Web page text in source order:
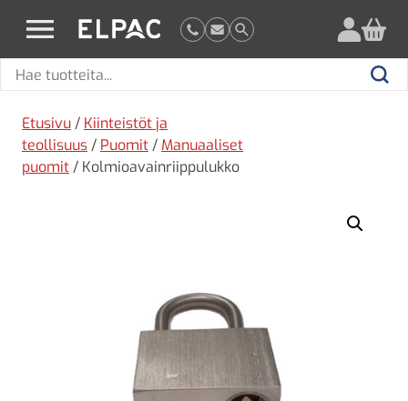
elpac.fi
Hae
Hae
Etusivu / Kiinteistöt ja
teollisuus / Puomit / Manuaaliset
puomit / Kolmioavainriippulukko